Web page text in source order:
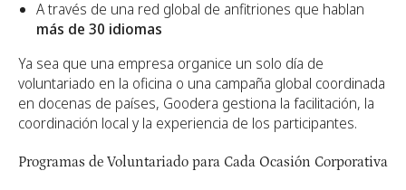
A través de una red global de anfitriones que hablan
más de 30 idiomas
Ya sea que una empresa organice un solo día de
voluntariado en la oficina o una campaña global coordinada
en docenas de países, Goodera gestiona la facilitación, la
coordinación local y la experiencia de los participantes.
Programas de Voluntariado para Cada Ocasión Corporativa